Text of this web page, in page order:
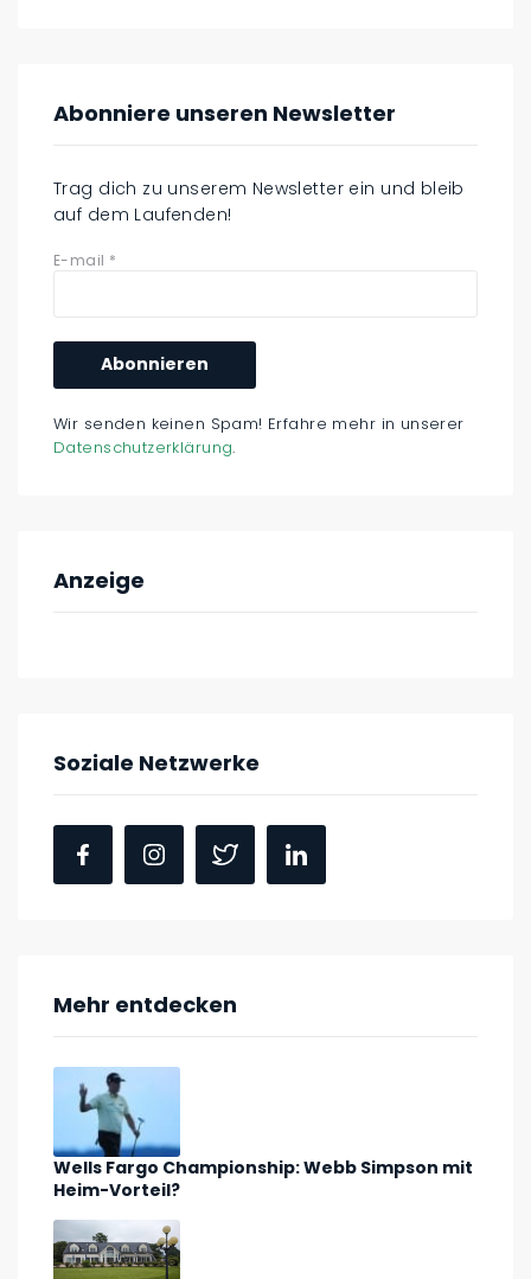
Abonniere unseren Newsletter
Trag dich zu unserem Newsletter ein und bleib
auf dem Laufenden!
E-mail *
Wir senden keinen Spam! Erfahre mehr in unserer
Datenschutzerklärung.
Anzeige
Soziale Netzwerke
Mehr entdecken
Wells Fargo Championship: Webb Simpson mit
Heim-Vorteil?